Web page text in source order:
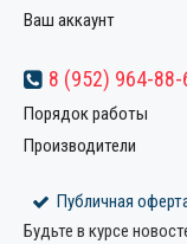
Ваш аккаунт
8 (952) 964-88-
Порядок работы
Производители
Публичная
Будьте в курсе